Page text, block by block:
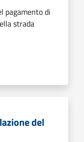
pagamento di
strada
del